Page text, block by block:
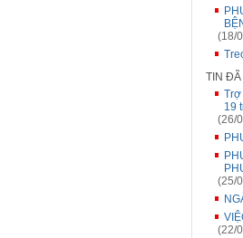
(18/
TIN
Trợ
19
(26/
(25/
(22/